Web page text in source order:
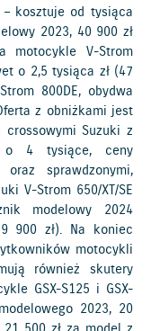
– kosztuje od tysiąca
2023, 40 900 zł
motocykle V-Strom
o 2,5 tysiąca zł (47
800DE, obydwa
z obniżkami jest
Suzuki z
o 4 tysiące, ceny
sprawdzonymi,
V-Strom 650/XT/SE
modelowy 2024
900 zł). Na koniec
motocykli
również skutery
GSX-S125 i GSX-
2023, 20